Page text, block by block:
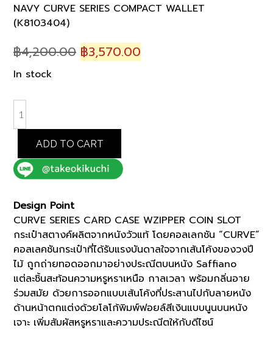
NAVY CURVE SERIES COMPACT WALLET
(K8103404)
฿4,200.00 Original
฿3,570.00
In stock
CURVE
COMPACT
WALLET
(K8103404)
ADD TO CART
Design Point
CURVE SERIES CARD CASE WZIPPER COIN SLOT
กระเป๋าสตางค์ผลิตจากหนังวัวแท้ โดยคอลเลกชัน “CURVE”
คอลเลคชันกระเป๋าที่ได้รับแรงบันดาลใจจากเส้นโค้งของวงปี
ไม้ ถูกถ่ายทอดออกมาอย่างประณีตบนหนัง Saffiano
แต่ละชิ้นสะท้อนความหรูหราเหนือ กาลเวลา พร้อมกลิ่นอาย
ร่วมสมัย ด้วยการออกแบบเส้นโค้งที่ประสานไปกับลายหนัง
ด้านหน้าตกแต่งด้วยโลโก้พิมพ์ฟอยล์สีเงินแบบนูนบนหนัง
เจาะ เพิ่มสัมผัสหรูหราและความประณีตให้กับดีไซน์